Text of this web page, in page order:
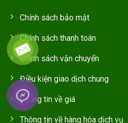
Chính sách bảo mật
Chính sách thanh toán
Chính sách vận chuyển
Điều kiện giao dịch chung
Thông tin về giá
Thông tin về hàng hóa dịch vụ